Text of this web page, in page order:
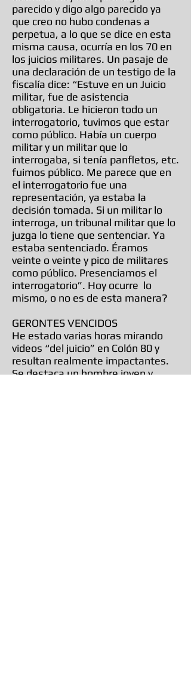
parecido y digo algo parecido ya
que creo no hubo condenas a
perpetua, a lo que se dice en esta
misma causa, ocurría en los 70 en
los juicios militares. Un pasaje de
una declaración de un testigo de la
fiscalía dice: “Estuve en un Juicio
militar, fue de asistencia
obligatoria. Le hicieron todo un
interrogatorio, tuvimos que estar
como público. Había un cuerpo
militar y un militar que lo
interrogaba, si tenía panfletos, etc.
fuimos público. Me parece que en
el interrogatorio fue una
representación, ya estaba la
decisión tomada. Si un militar lo
interroga, un tribunal militar que lo
juzga lo tiene que sentenciar. Ya
estaba sentenciado. Éramos
veinte o veinte y pico de militares
como público. Presenciamos el
interrogatorio”. Hoy ocurre lo
mismo, o no es de esta manera?
GERONTES VENCIDOS
He estado varias horas mirando
videos “del juicio” en Colón 80 y
resultan realmente impactantes.
Se destaca un hombre joven y